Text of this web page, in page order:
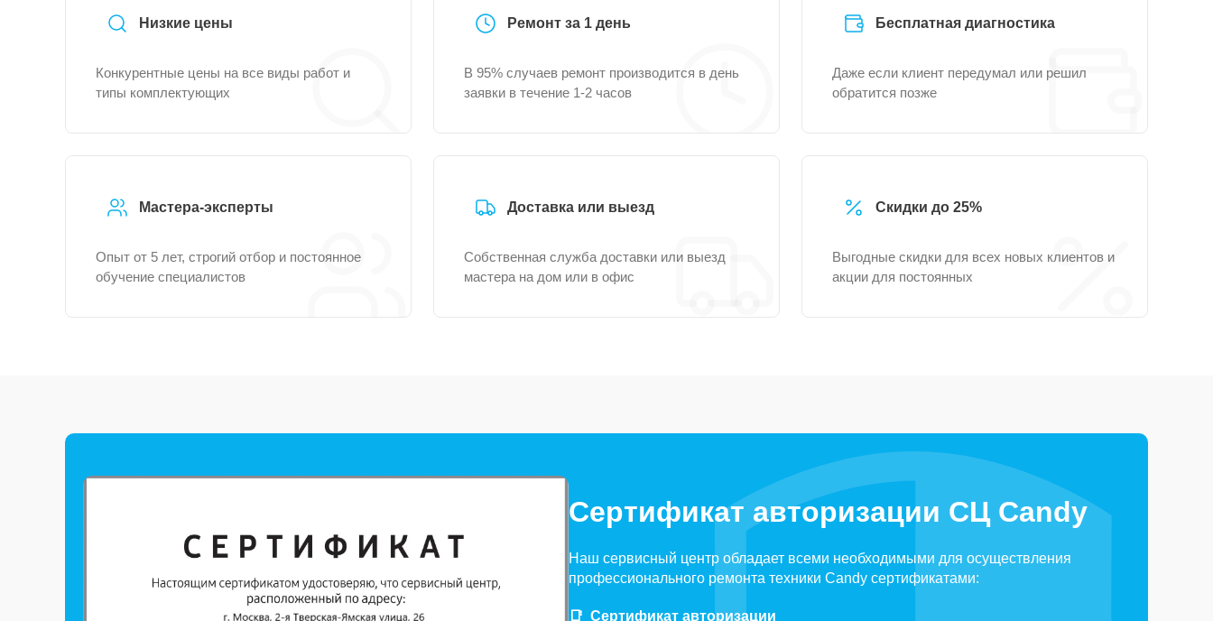
Низкие цены
Конкурентные цены на все виды работ и
типы комплектующих
Ремонт за 1 день
В 95% случаев ремонт производится в день
заявки в течение 1-2 часов
Бесплатная диагностика
Даже если клиент передумал или решил
обратится позже
Мастера-эксперты
Опыт от 5 лет, строгий отбор и постоянное
обучение специалистов
Доставка или выезд
Собственная служба доставки или выезд
мастера на дом или в офис
Скидки до 25%
Выгодные скидки для всех новых клиентов и
акции для постоянных
Сертификат авторизации СЦ Candy
Наш сервисный центр обладает всеми необходимыми для осуществления
профессионального ремонта техники Candy сертификатами:
Сертификат авторизации